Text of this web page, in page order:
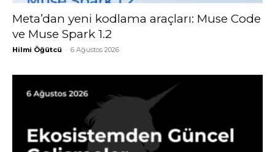
Meta’dan yeni kodlama araçları: Muse Code
ve Muse Spark 1.2
Hilmi Öğütcü - 6 Ağustos 2026